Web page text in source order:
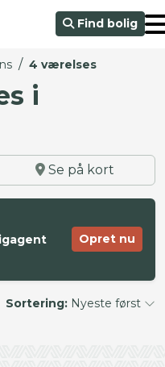
Find bolig
/ 4 værelses
i
Se på kort
Opret nu
Sortering: Nyeste først